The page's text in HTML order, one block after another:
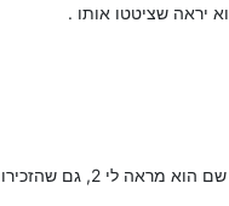
יראה שציטטו אותו .
אותי, וגם שהגיבו